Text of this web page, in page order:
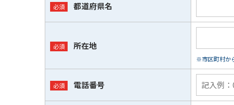
都道府県名
所在地
※市区町村か
電話番号